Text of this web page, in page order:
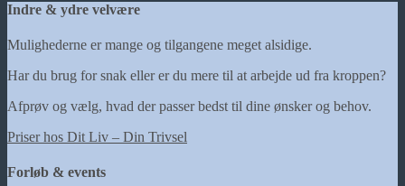
Indre & ydre velvære
Mulighederne er mange og tilgangene meget alsidige.
Har du brug for snak eller er du mere til at arbejde ud fra kroppen?
Afprøv og vælg, hvad der passer bedst til dine ønsker og behov.
Priser hos Dit Liv – Din Trivsel
Forløb & events